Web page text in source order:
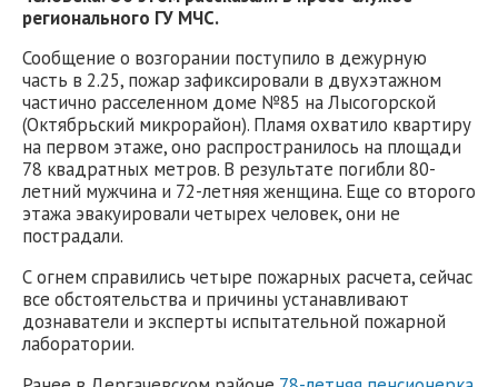
регионального ГУ МЧС.
Сообщение о возгорании поступило в дежурную
часть в 2.25, пожар зафиксировали в двухэтажном
частично расселенном доме №85 на Лысогорской
(Октябрьский микрорайон). Пламя охватило квартиру
на первом этаже, оно распространилось на площади
78 квадратных метров. В результате погибли 80-
летний мужчина и 72-летняя женщина. Еще со второго
этажа эвакуировали четырех человек, они не
пострадали.
С огнем справились четыре пожарных расчета, сейчас
все обстоятельства и причины устанавливают
дознаватели и эксперты испытательной пожарной
лаборатории.